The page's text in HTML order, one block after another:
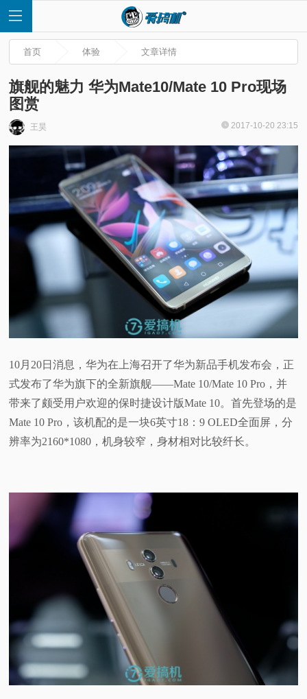
首
页
讯
频
科
首页 体验 文章详情
旗舰的魅力 华为Mate10/Mate 10 Pro现场
图赏
王昊 2017-10-20 23:15
10月20日消息，华为在上海召开了华为新品手机发布会，正
式发布了华为旗下的全新旗舰——Mate 10/Mate 10 Pro，并
带来了颇受用户欢迎的保时捷设计版Mate 10。首先登场的是
Mate 10 Pro，该机配的是一块6英寸18：9 OLED全面屏，分
辨率为2160*1080，机身较窄，身材相对比较纤长。